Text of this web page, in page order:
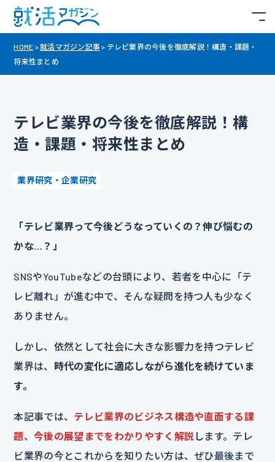
HOME >就活マガジン記事 > テレビ業界の今後を徹底解説！構造・課題・
将来性まとめ
テレビ業界の今後を徹底解説！構
造・課題・将来性まとめ
業界研究・企業研究
「テレビ業界って今後どうなっていくの？伸び悩むの
かな…？」
SNSやYouTubeなどの台頭により、若者を中心に「テ
レビ離れ」が進む中で、そんな疑問を持つ人も少なく
ありません。
しかし、依然として社会に大きな影響力を持つテレビ
業界は、 時代の変化に適応しながら進化を続けていま
す。
本記事では、 テレビ業界のビジネス構造や直面する課
題、今後の展望までをわかりやすく解説 します。テレ
ビ業界の今とこれからを知りたい方は、ぜひ最後まで